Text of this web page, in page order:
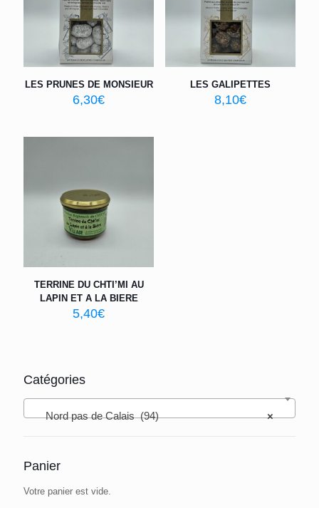
LES PRUNES DE MONSIEUR
6,30€
LES GALIPETTES
8,10€
TERRINE DU CHTI’MI AU
LAPIN ET A LA BIERE
5,40€
Catégories
×
Nord pas de Calais (94)
Panier
Votre panier est vide.